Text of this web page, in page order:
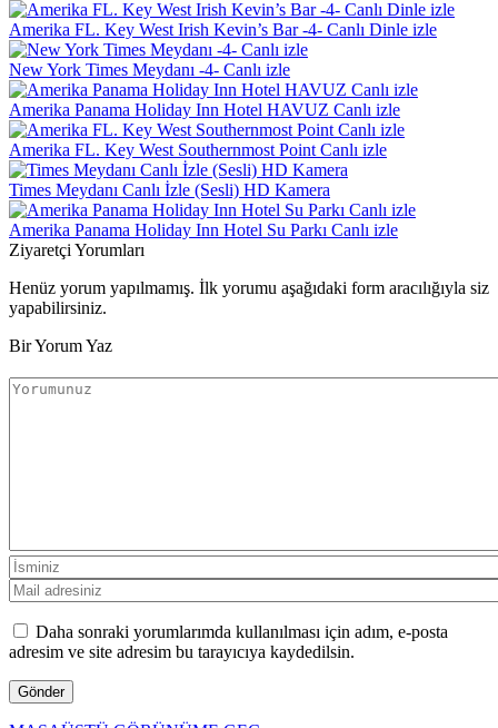
Amerika FL. Key West Irish Kevin’s Bar -4- Canlı Dinle izle
New York Times Meydanı -4- Canlı izle
Amerika Panama Holiday Inn Hotel HAVUZ Canlı izle
Amerika FL. Key West Southernmost Point Canlı izle
Times Meydanı Canlı İzle (Sesli) HD Kamera
Amerika Panama Holiday Inn Hotel Su Parkı Canlı izle
Ziyaretçi Yorumları
Henüz yorum yapılmamış. İlk yorumu aşağıdaki form aracılığıyla siz
yapabilirsiniz.
Bir Yorum Yaz
Daha sonraki yorumlarımda kullanılması için adım, e-posta
adresim ve site adresim bu tarayıcıya kaydedilsin.